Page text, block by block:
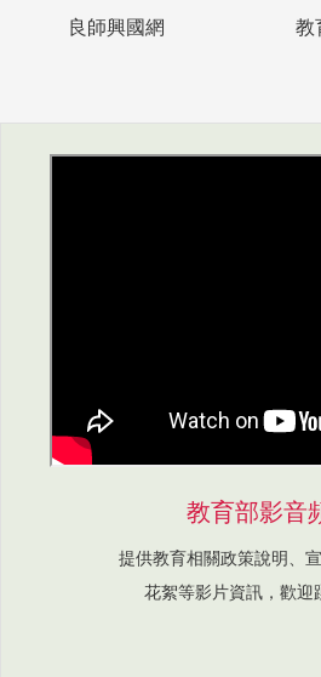
良師興國網
教
教育部影音
提供教育相關政策說明、
花絮等影片資訊，歡迎